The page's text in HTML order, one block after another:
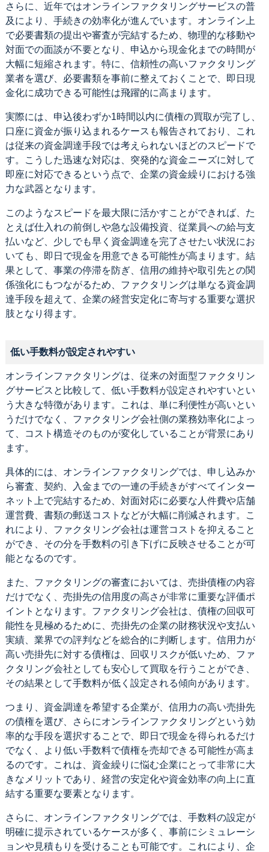
さらに、近年ではオンラインファクタリングサービスの普
及により、手続きの効率化が進んでいます。オンライン上
で必要書類の提出や審査が完結するため、物理的な移動や
対面での面談が不要となり、申込から現金化までの時間が
大幅に短縮されます。特に、信頼性の高いファクタリング
業者を選び、必要書類を事前に整えておくことで、即日現
金化に成功できる可能性は飛躍的に高まります。
実際には、申込後わずか1時間以内に債権の買取が完了し、
口座に資金が振り込まれるケースも報告されており、これ
は従来の資金調達手段では考えられないほどのスピードで
す。こうした迅速な対応は、突発的な資金ニーズに対して
即座に対応できるという点で、企業の資金繰りにおける強
力な武器となります。
このようなスピードを最大限に活かすことができれば、た
とえば仕入れの前倒しや急な設備投資、従業員への給与支
払いなど、少しでも早く資金調達を完了させたい状況にお
いても、即日で現金を用意できる可能性が高まります。結
果として、事業の停滞を防ぎ、信用の維持や取引先との関
係強化にもつながるため、ファクタリングは単なる資金調
達手段を超えて、企業の経営安定化に寄与する重要な選択
肢となり得ます。
低い手数料が設定されやすい
オンラインファクタリングは、従来の対面型ファクタリン
グサービスと比較して、低い手数料が設定されやすいとい
う大きな特徴があります。これは、単に利便性が高いとい
うだけでなく、ファクタリング会社側の業務効率化によっ
て、コスト構造そのものが変化していることが背景にあり
ます。
具体的には、オンラインファクタリングでは、申し込みか
ら審査、契約、入金までの一連の手続きがすべてインター
ネット上で完結するため、対面対応に必要な人件費や店舗
運営費、書類の郵送コストなどが大幅に削減されます。こ
れにより、ファクタリング会社は運営コストを抑えること
ができ、その分を手数料の引き下げに反映させることが可
能となるのです。
また、ファクタリングの審査においては、売掛債権の内容
だけでなく、売掛先の信用度の高さが非常に重要な評価ポ
イントとなります。ファクタリング会社は、債権の回収可
能性を見極めるために、売掛先の企業の財務状況や支払い
実績、業界での評判などを総合的に判断します。信用力が
高い売掛先に対する債権は、回収リスクが低いため、ファ
クタリング会社としても安心して買取を行うことができ、
その結果として手数料が低く設定される傾向があります。
つまり、資金調達を希望する企業が、信用力の高い売掛先
の債権を選び、さらにオンラインファクタリングという効
率的な手段を選択することで、即日で現金を得られるだけ
でなく、より低い手数料で債権を売却できる可能性が高ま
るのです。これは、資金繰りに悩む企業にとって非常に大
きなメリットであり、経営の安定化や資金効率の向上に直
結する重要な要素となります。
さらに、オンラインファクタリングでは、手数料の設定が
明確に提示されているケースが多く、事前にシミュレーシ
ョンや見積もりを受けることも可能です。これにより、企